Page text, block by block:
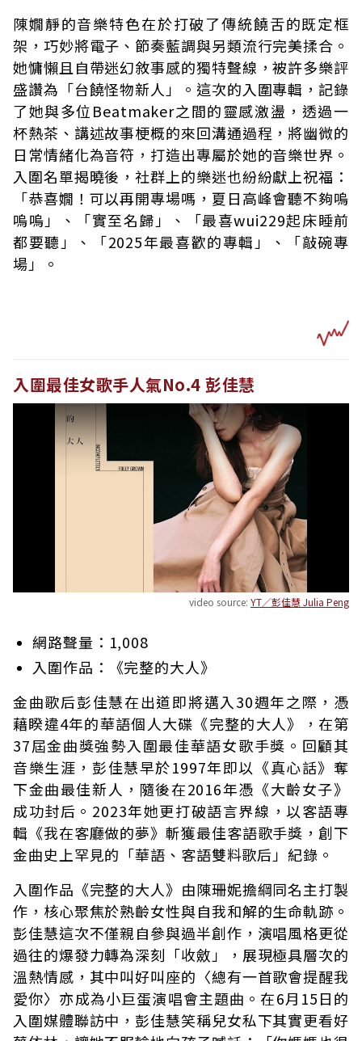
陳嫺靜的音樂特色在於打破了傳統饒舌的既定框
架，巧妙將電子、節奏藍調與另類流行完美揉合。
她慵懶且自帶迷幻敘事感的獨特聲線，被許多樂評
盛讚為「台饒怪物新人」。這次的入圍專輯，記錄
了她與多位Beatmaker之間的靈感激盪，透過一
杯熱茶、講述故事梗概的來回溝通過程，將幽微的
日常情緒化為音符，打造出專屬於她的音樂世界。
入圍名單揭曉後，社群上的樂迷也紛紛獻上祝福：
「恭喜嫺！可以再開專場嗎，夏日高峰會聽不夠嗚
嗚嗚」、「實至名歸」、「最喜wui229起床睡前
都要聽」、「2025年最喜歡的專輯」、「敲碗專
場」。
入圍最佳女歌手人氣No.4 彭佳慧
video source: YT／彭佳慧 Julia Peng
網路聲量：1,008
入圍作品：《完整的大人》
金曲歌后彭佳慧在出道即將邁入30週年之際，憑
藉睽違4年的華語個人大碟《完整的大人》，在第
37屆金曲獎強勢入圍最佳華語女歌手獎。回顧其
音樂生涯，彭佳慧早於1997年即以《真心話》奪
下金曲最佳新人，隨後在2016年憑《大齡女子》
成功封后。2023年她更打破語言界線，以客語專
輯《我在客廳做的夢》斬獲最佳客語歌手獎，創下
金曲史上罕見的「華語、客語雙料歌后」紀錄。
入圍作品《完整的大人》由陳珊妮擔綱同名主打製
作，核心聚焦於熟齡女性與自我和解的生命軌跡。
彭佳慧這次不僅親自參與過半創作，演唱風格更從
過往的爆發力轉為深刻「收斂」，展現極具層次的
溫熱情感，其中叫好叫座的〈總有一首歌會提醒我
愛你〉亦成為小巨蛋演唱會主題曲。在6月15日的
入圍媒體聯訪中，彭佳慧笑稱兒女私下其實更看好